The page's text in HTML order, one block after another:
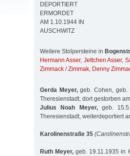
DEPORTIERT
ERMORDET
AM 1.10.1944 IN
AUSCHWITZ
Weitere Stolpersteine in
Hermann Asser, Jettchen Asser,
Zimmack / Zimmak, Denny
Gerda Meyer,geb. Cohen, geb.
Theresienstadt, dort gestorben
Julius Noah Meyer,geb.
Theresienstadt, weiterdeportiert
Karolinenstraße 35
Ruth Meyer, geb. 19.11.1935 in